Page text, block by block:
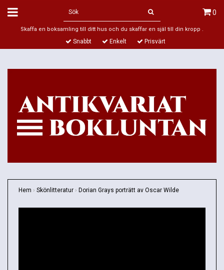
0
Skaffa en boksamling till ditt hus och du skaffar en själ till din kropp .
Snabbt Enkelt Prisvärt
Hem › Skönlitteratur › Dorian Grays porträtt av Oscar Wilde